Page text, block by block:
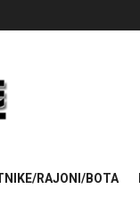
RAJONI/BOTA